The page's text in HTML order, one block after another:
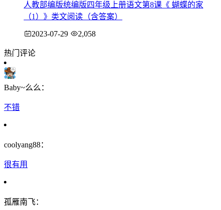
人教部编版统编版四年级上册语文第8课《 蝴蝶的家
（1）》类文阅读（含答案）
2023-07-29 2,058
热门评论
Baby~么么：
不错
coolyang88：
很有用
孤雁南飞：